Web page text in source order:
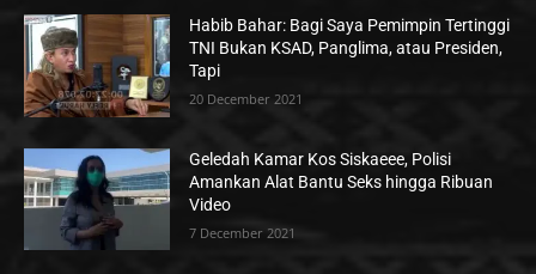
Habib Bahar: Bagi Saya Pemimpin Tertinggi
TNI Bukan KSAD, Panglima, atau Presiden,
Tapi
20 December 2021
Geledah Kamar Kos Siskaeee, Polisi
Amankan Alat Bantu Seks hingga Ribuan
Video
7 December 2021